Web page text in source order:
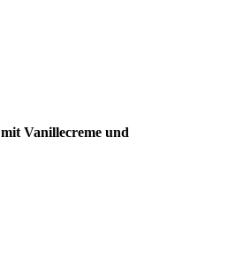
Vanillecreme und